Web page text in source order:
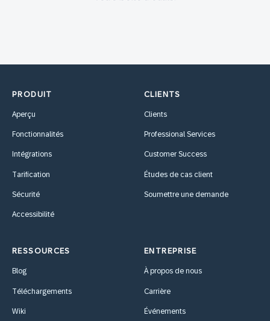
PRODUIT
Aperçu
Fonctionnalités
Intégrations
Tarification
Sécurité
Accessibilité
CLIENTS
Clients
Professional Services
Customer Success
Études de cas client
Soumettre une demande
RESSOURCES
Blog
Téléchargements
Wiki
ENTREPRISE
À propos de nous
Carrière
Événements